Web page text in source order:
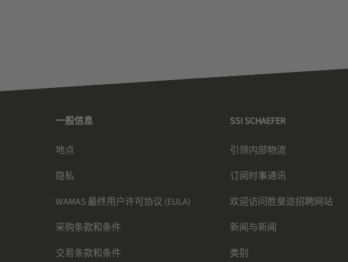
一般信息
地点
隐私
WAMAS 最终用户许可协议 (EULA)
采购条款和条件
交易条款和条件
SSI SCHAEFER
引领内部物流
订阅时事通讯
欢迎访问胜斐迩招聘网站
新闻与新闻
类别